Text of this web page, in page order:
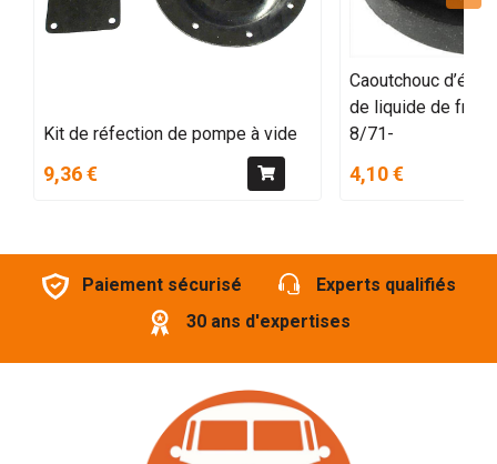
Kit de réfection de pompe à vide
9,36 €
Caoutchouc
de liquide de frein
8/71-
4,10 €
Paiement sécurisé
Experts qualifiés
30 ans d'expertises